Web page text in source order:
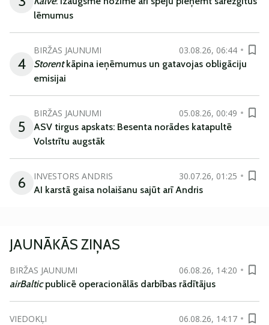
lēmumus
4
BIRŽAS JAUNUMI
03.08.26, 06:44
Storentkāpina ieņēmumus un gatavojas obligāciju
emisijai
5
BIRŽAS JAUNUMI
05.08.26, 00:49
ASV tirgus apskats: Besenta norādes katapultē
Volstrītu augstāk
6 INVESTORS ANDRIS
30.07.26, 01:25
AI karstā gaisa nolaišanu sajūt arī Andris
JAUNĀKĀS ZIŅAS
BIRŽAS JAUNUMI
06.08.26, 14:20
airBalticpublicē operacionālās darbības rādītājus
VIEDOKĻI
06.08.26, 14:17